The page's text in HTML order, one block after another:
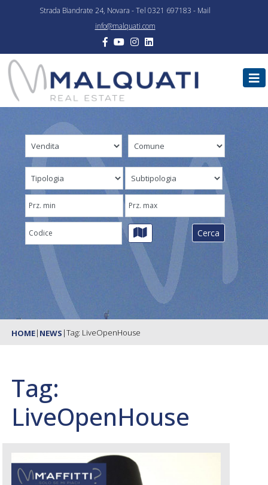
Strada Biandrate 24, Novara - Tel 0321 697183 - Mail
info@malquati.com
HOME| NEWS |Tag: LiveOpenHouse
Tag:
LiveOpenHouse